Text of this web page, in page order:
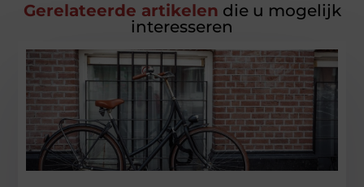
Gerelateerde artikelen die u mogelijk
interesseren